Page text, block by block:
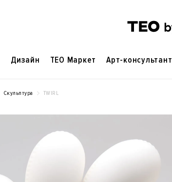
Дизайн TEO Маркет Арт-консультант
Скульптура TWIRL